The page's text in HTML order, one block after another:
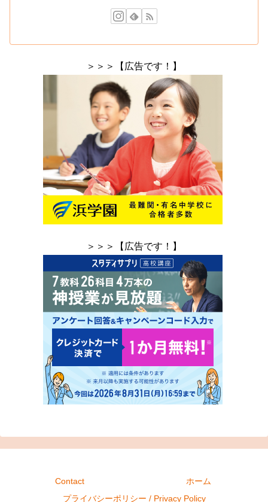
＞＞＞【広告です！】
＞＞＞【広告です！】
Contact
ホーム
プライバシーポリシー / Privacy Policy